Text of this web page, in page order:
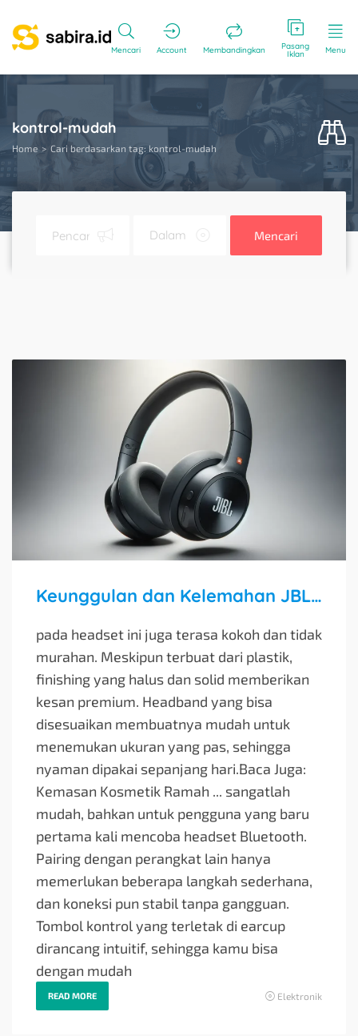
Mencari Account Membandingkan Pasang
Iklan Menu
kontrol-mudah
Home Cari berdasarkan tag: kontrol-mudah
Mencari
Keunggulan dan Kelemahan JBL Tune 510BT Headset
pada headset ini juga terasa kokoh dan tidak
murahan. Meskipun terbuat dari plastik,
finishing yang halus dan solid memberikan
kesan premium. Headband yang bisa
disesuaikan membuatnya mudah untuk
menemukan ukuran yang pas, sehingga
nyaman dipakai sepanjang hari.Baca Juga:
Kemasan Kosmetik Ramah ... sangatlah
mudah, bahkan untuk pengguna yang baru
pertama kali mencoba headset Bluetooth.
Pairing dengan perangkat lain hanya
memerlukan beberapa langkah sederhana,
dan koneksi pun stabil tanpa gangguan.
Tombol kontrol yang terletak di earcup
dirancang intuitif, sehingga kamu bisa
dengan mudah
READ MORE Elektronik